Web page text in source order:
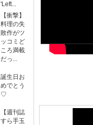
'Left...
【衝撃】
料理の失
敗作がツ
ッコミど
ころ満載
だっ...
誕生日お
めでとう
♡
【週刊誌
すら手玉